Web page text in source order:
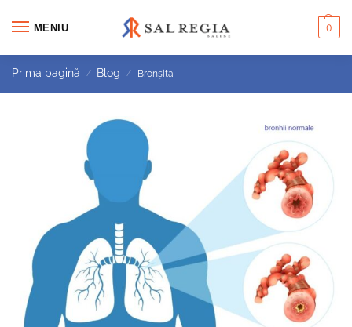
MENIU 0
Prima pagină / Blog / Bronșita